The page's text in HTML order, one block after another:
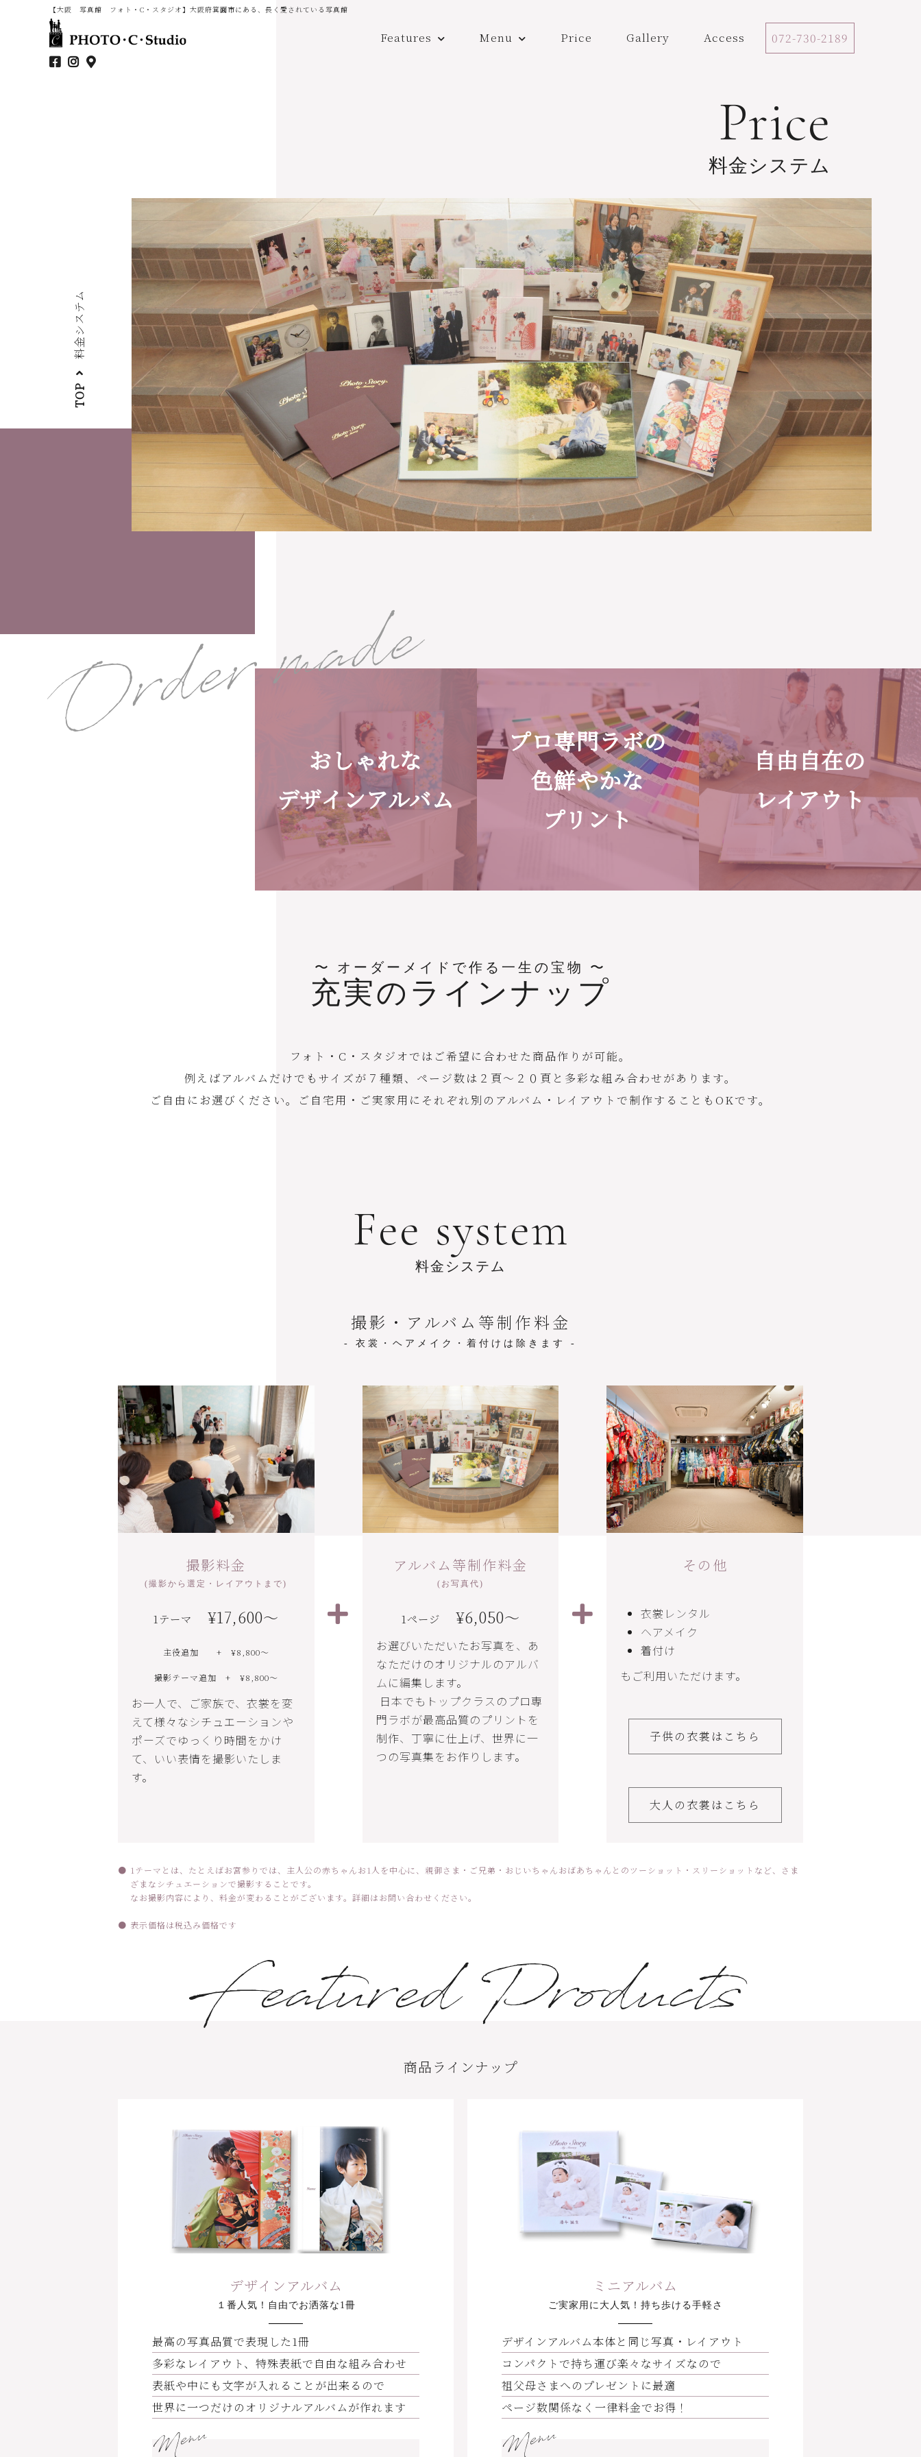
【大阪 写真館 フォト・C・スタジオ】大阪府箕面市にある、長く愛されている写真館
Features Menu Price Gallery Access 072-730-2189
Price
料金システム
TOP
料金システム
Order made
おしゃれな
デザインアルバム
プロ専門ラボの
色鮮やかな
プリント
自由自在の
レイアウト
〜 オーダーメイドで作る一生の宝物 〜
充実のラインナップ
フォト・C・スタジオではご希望に合わせた商品作りが可能。
例えばアルバムだけでもサイズが７種類、ページ数は２頁～２０頁と多彩な組み合わせがあります。
ご自由にお選びください。ご自宅用・ご実家用にそれぞれ別のアルバム・レイアウトで制作することもOKです。
Fee system
料金 シ ス テ ム
撮影・アルバム等制作料金
- 衣裳・ヘアメイク・着付けは除きます -
撮影料金
(撮影から選定・レイアウトまで)
1テーマ ¥17,600〜
主役追加 + ¥8,800～
撮影テーマ追加 + ¥8,800～
お一人で、ご家族で、衣裳を変
えて様々なシチュエーションや
ポーズでゆっくり時間をかけ
て、いい表情を撮影いたしま
す。
アルバム等制作料金
(お写真代)
1ページ ¥6,050〜
お選びいただいたお写真を、あ
なただけのオリジナルのアルバ
ムに編集します。
日本でもトップクラスのプロ専
門ラボが最高品質のプリントを
制作、丁寧に仕上げ、世界に一
つの写真集をお作りします。
その他
衣裳レンタル
ヘアメイク
着付け
もご利用いただけます。
子供の衣裳はこちら
大人の衣裳はこちら
1テーマとは、たとえばお宮参りでは、主人公の赤ちゃんお1人を中心に、親御さま・ご兄弟・おじいちゃんおばあちゃんとのツーショット・スリーショットなど、さま
ざまなシチュエーションで撮影することです。
なお撮影内容により、料金が変わることがございます。詳細はお問い合わせください。
表示価格は税込み価格です
Featured Products
商品ラインナップ
デザインアルバム
１番人気！自由でお洒落な1冊
最高の写真品質で表現した1冊
多彩なレイアウト、特殊表紙で自由な組み合わせ
表紙や中にも文字が入れることが出来るので
世界に一つだけのオリジナルアルバムが作れます
Menu
ミニアルバム
ご実家用に大人気！持ち歩ける手軽さ
デザインアルバム本体と同じ写真・レイアウト
コンパクトで持ち運び楽々なサイズなので
祖父母さまへのプレゼントに最適
ページ数関係なく一律料金でお得！
Menu